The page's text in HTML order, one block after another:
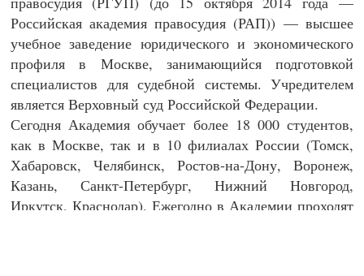
Российская академия правосудия (РАП)) — высшее
учебное заведение юридического и экономического
профиля в Москве, занимающийся подготовкой
специалистов для судебной системы. Учредителем
является Верховный суд Российской Федерации.
Сегодня Академия обучает более 18 000 студентов,
как в Москве, так и в 10 филиалах России (Томск,
Хабаровск, Челябинск, Ростов-на-Дону, Воронеж,
Казань, Санкт-Петербург, Нижний Новгород,
Иркутск, Краснодар). Ежегодно в Академии проходят